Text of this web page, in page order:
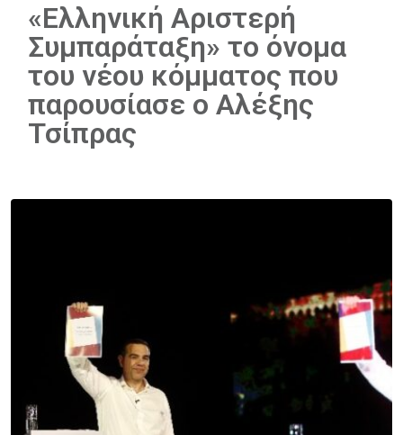
«Ελληνική Αριστερή
Συμπαράταξη» το όνομα
του νέου κόμματος που
παρουσίασε ο Αλέξης
Τσίπρας